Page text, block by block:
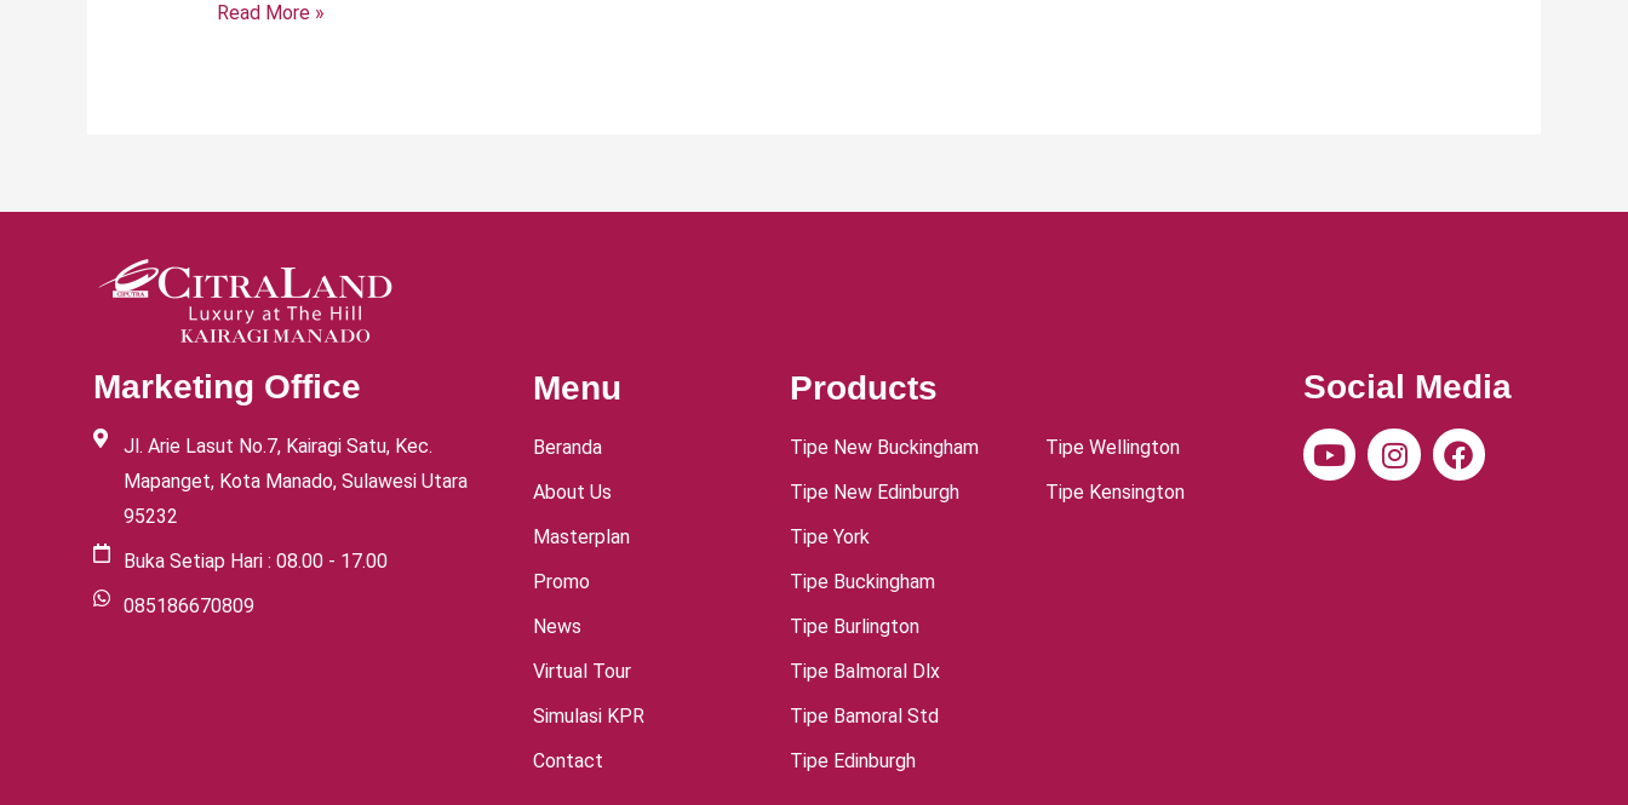
Read More »
Marketing Office
Jl. Arie Lasut No.7, Kairagi Satu, Kec.
Mapanget, Kota Manado, Sulawesi Utara
95232
Buka Setiap Hari : 08.00 - 17.00
085186670809
Menu
Beranda
About Us
Masterplan
Promo
News
Virtual Tour
Simulasi KPR
Contact
Products
Tipe New Buckingham
Tipe New Edinburgh
Tipe York
Tipe Buckingham
Tipe Burlington
Tipe Balmoral Dlx
Tipe Bamoral Std
Tipe Edinburgh
Tipe Wellington
Tipe Kensington
Social Media